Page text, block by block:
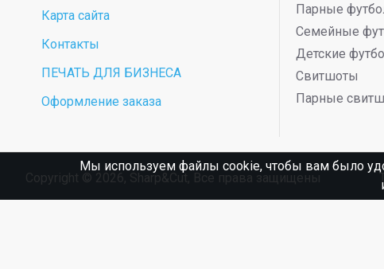
Карта сайта
Контакты
ПЕЧАТЬ ДЛЯ БИЗНЕСА
Оформление заказа
Парные
Семейные
Детские
Свитшоты
Парные
Copyright © 2026, Sharp&Cut, Все права защищены
Мы используем файлы cookie, чтобы вам было